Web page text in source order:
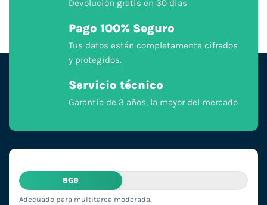
Devolución gratis en 30 días
Pago 100% Seguro
Tus datos están completamente cifrados
y protegidos.
Servicio técnico
Garantía de 3 años, la mayor del mercado
8GB
Adecuado para multitarea moderada.